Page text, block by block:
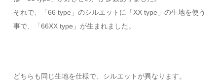
それで、「66 type」のシルエットに「XX type」の生地を使う
事で、「66XX type」が生まれました。
どちらも同じ生地を仕様で、シルエットが異なります。